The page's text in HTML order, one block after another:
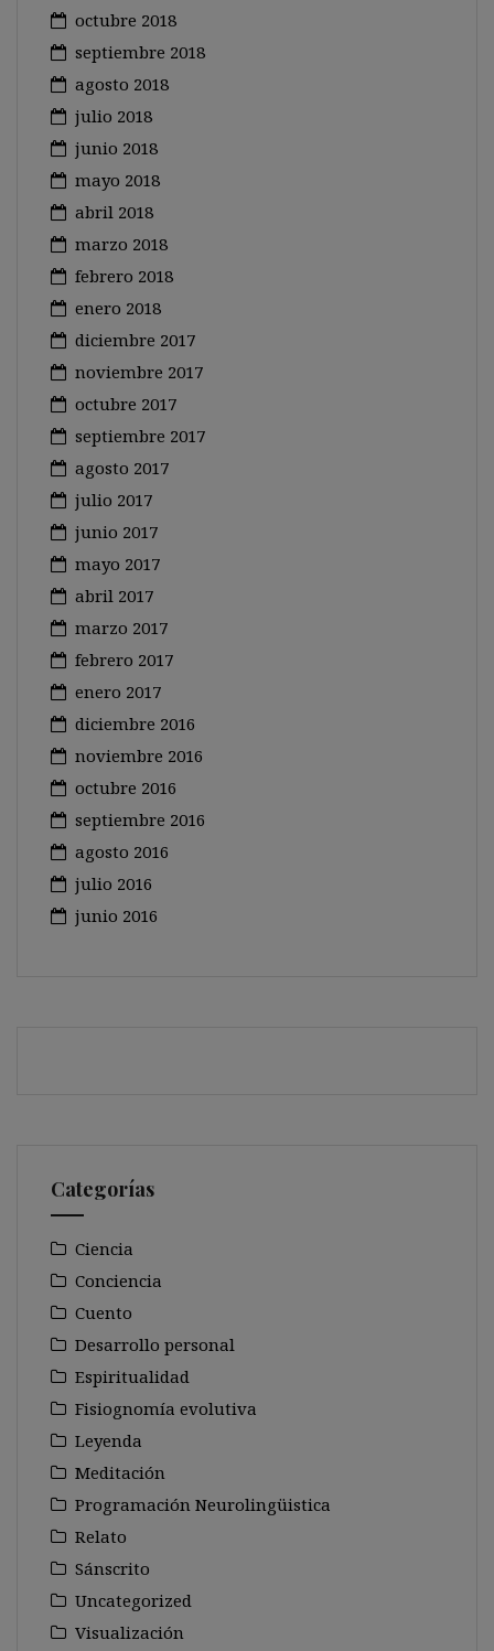
octubre 2018
septiembre 2018
agosto 2018
julio 2018
junio 2018
mayo 2018
abril 2018
marzo 2018
febrero 2018
enero 2018
diciembre 2017
noviembre 2017
octubre 2017
septiembre 2017
agosto 2017
julio 2017
junio 2017
mayo 2017
abril 2017
marzo 2017
febrero 2017
enero 2017
diciembre 2016
noviembre 2016
octubre 2016
septiembre 2016
agosto 2016
julio 2016
junio 2016
Categorías
Ciencia
Conciencia
Cuento
Desarrollo personal
Espiritualidad
Fisiognomía evolutiva
Leyenda
Meditación
Programación Neurolingüistica
Relato
Sánscrito
Uncategorized
Visualización